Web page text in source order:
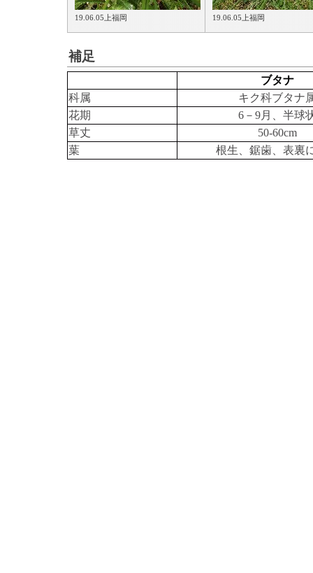
19.06.05上福岡 19.06.05上福岡
補足
ブタナ
科属
キク科ブタナ
花期
6－9月、半球
草丈
50-60cm
葉
根生、鋸歯、表裏